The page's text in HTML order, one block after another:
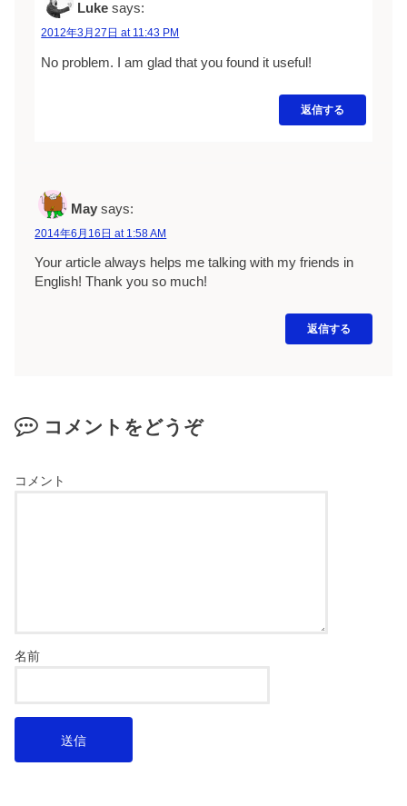
Luke says:
2012年3月27日 at 11:43 PM
No problem. I am glad that you found it useful!
返信する
May says:
2014年6月16日 at 1:58 AM
Your article always helps me talking with my friends in
English! Thank you so much!
返信する
コメントをどうぞ
コメント
名前